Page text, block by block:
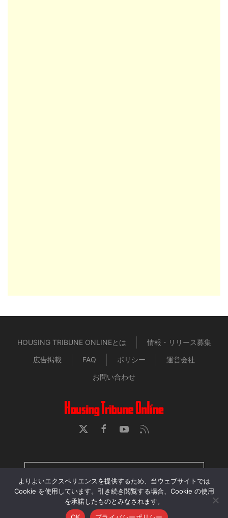
HOUSING TRIBUNE ONLINEとは
情報・リリース募集
広告掲載
FAQ ポリシー
運営会社
お問い合わせ
当サイトに掲載された記事・画像・動画の無断転用、再配
よりよいエクスペリエンスを提供するため、当ウェブサイトでは
Cookie を使用しています。引き続き閲覧する場合、Cookie の使用
を承諾したものとみなされます。